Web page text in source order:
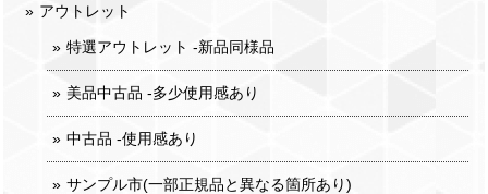
アウトレット
特選アウトレット -新品同様品
美品中古品 -多少使用感あり
中古品 -使用感あり
サンプル市(一部正規品と異なる箇所あり)